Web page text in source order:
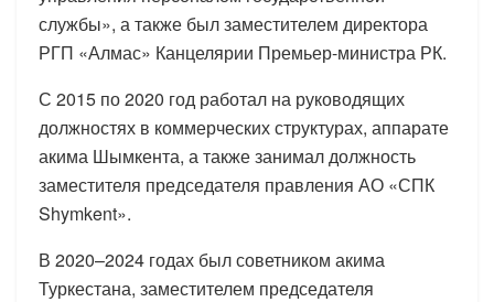
службы», а также был заместителем директора
РГП «Алмас» Канцелярии Премьер-министра РК.
С 2015 по 2020 год работал на руководящих
должностях в коммерческих структурах, аппарате
акима Шымкента, а также занимал должность
заместителя председателя правления АО «СПК
Shymkent».
В 2020–2024 годах был советником акима
Туркестана, заместителем председателя